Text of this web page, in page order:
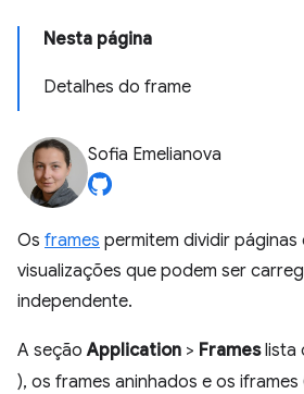
Nesta página
Detalhes do frame
Sofia Emelianova
Os frames permitem dividir páginas
visualizações que podem ser
independente.
A seçãoApplication > Frameslista
), os frames aninhados e os iframes